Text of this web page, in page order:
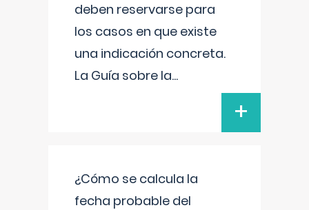
deben reservarse para
los casos en que existe
una indicación concreta.
La Guía sobre la...
+
¿Cómo se calcula la
fecha probable del